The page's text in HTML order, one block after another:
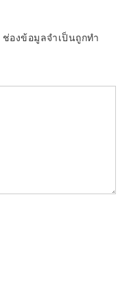
ช่องข้อมูลจำเป็นถูกทำ